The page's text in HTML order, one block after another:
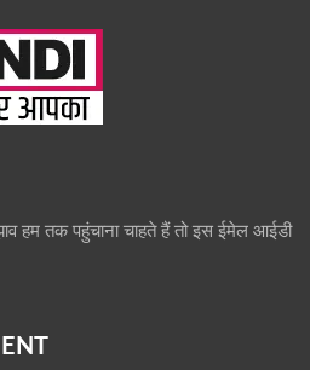
हम तक पहुंचाना चाहते हैं तो इस ईमेल आईडी